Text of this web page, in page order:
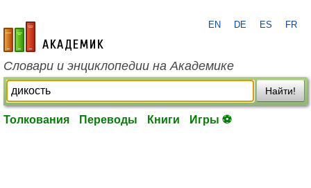
academic.ru
EN DE ES FR
Словари и энциклопедии на Академике
Найти!
Толкования Переводы Книги Игры ⚽